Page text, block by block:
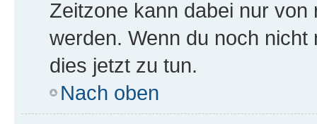
Zeitzone kann dabei nur
werden. Wenn du noch
dies jetzt zu tun.
Nach oben